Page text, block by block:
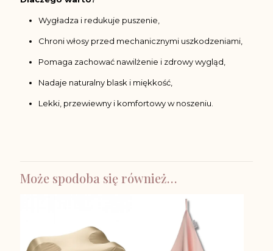
Wygładza i redukuje puszenie,
Chroni włosy przed mechanicznymi uszkodzeniami,
Pomaga zachować nawilżenie i zdrowy wygląd,
Nadaje naturalny blask i miękkość,
Lekki, przewiewny i komfortowy w noszeniu.
Może spodoba się również…